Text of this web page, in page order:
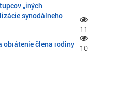
„iných
synodálneho
11
obrátenie člena rodiny
10